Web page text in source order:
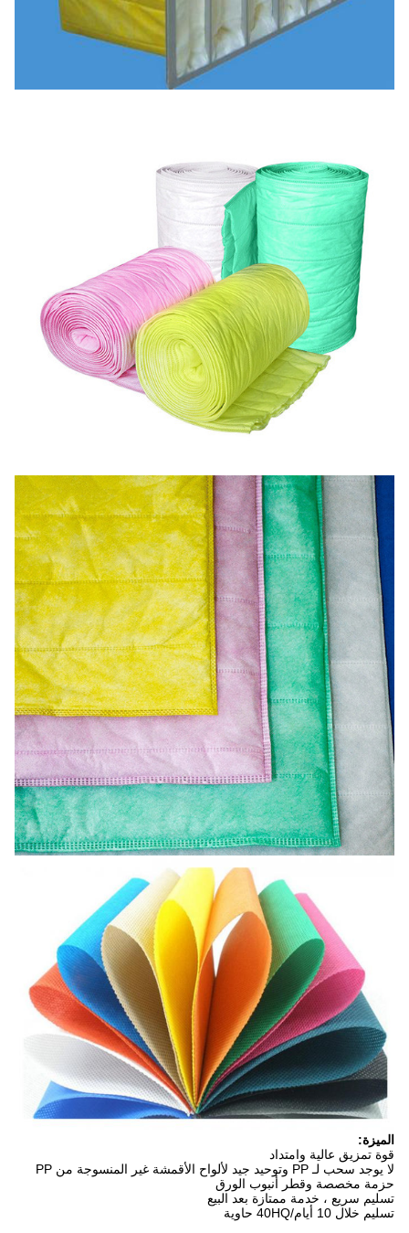
الميزة:
قوة تمزيق عالية وامتداد
لا يوجد سحب لـ PP وتوحيد جيد لألواح الأقمشة غير المنسوجة من PP
حزمة مخصصة وقطر أنبوب الورق
تسليم سريع ، خدمة ممتازة بعد البيع
تسليم خلال 10 أيام/40HQ حاوية